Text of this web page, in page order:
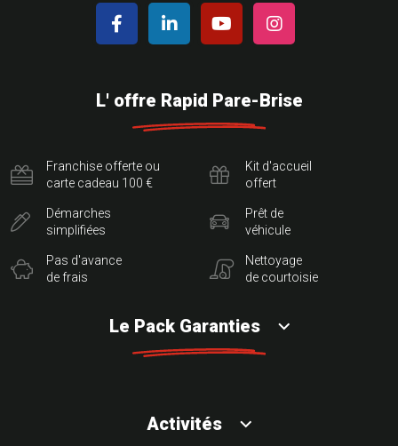
L' offre Rapid Pare-Brise
Franchise offerte ou
carte cadeau 100 €
Démarches
simplifiées
Pas d'avance
de frais
Kit d'accueil
offert
Prêt de
véhicule
Nettoyage
de courtoisie
Le Pack Garanties
Activités